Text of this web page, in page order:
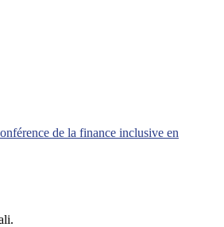
de la finance inclusive en